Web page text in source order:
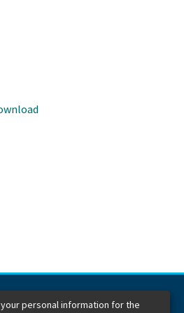
personal information for the